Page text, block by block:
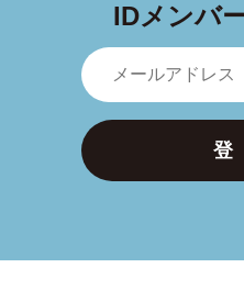
IDメンバ